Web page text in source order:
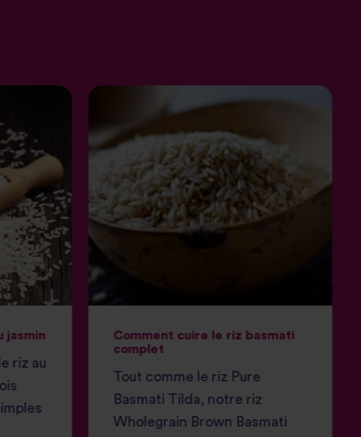
jasmin
riz au
Comment cuire le riz basmati
complet
Tout comme le riz Pure
Basmati Tilda, notre riz
Wholegrain Brown Basmati